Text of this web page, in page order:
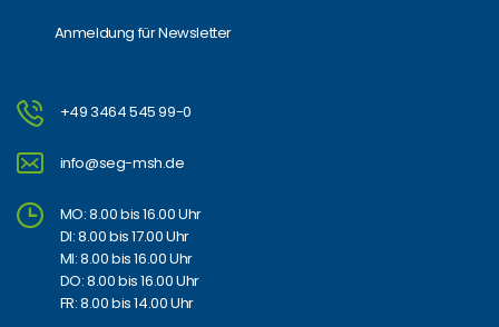
Anmeldung für Newsletter
+49 3464 545 99-0
info@seg-msh.de
MO: 8.00 bis 16.00 Uhr
DI: 8.00 bis 17.00 Uhr
MI: 8.00 bis 16.00 Uhr
DO: 8.00 bis 16.00 Uhr
FR: 8.00 bis 14.00 Uhr